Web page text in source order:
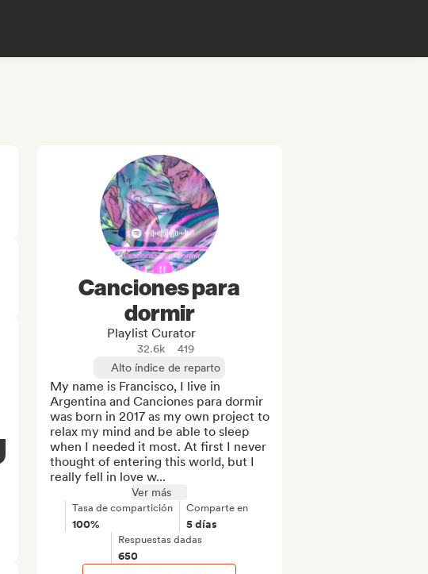
Canciones para
dormir
Playlist Curator
32.6k
419
Alto índice de reparto
My name is Francisco, I live in
Argentina and Canciones para dormir
was born in 2017 as my own project to
relax my mind and be able to sleep
when I needed it most. At first I never
thought of entering this world, but I
really fell in love w...
Ver más
Tasa de compartición
100%
Comparte en
5 días
Respuestas dadas
650